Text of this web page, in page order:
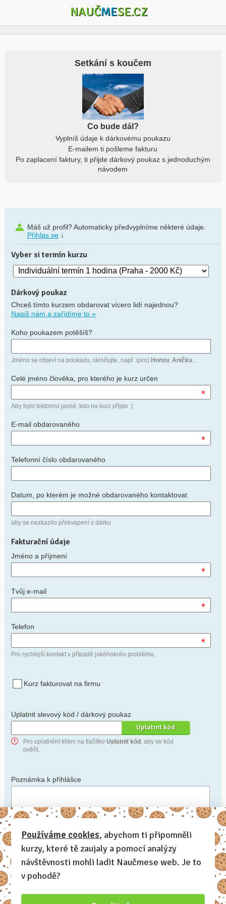
NAUČMESE.CZ
Setkání s koučem
Co bude dál?
Vyplníš údaje k dárkovému poukazu
E-mailem ti pošleme fakturu
Po zaplacení faktury, ti přijde dárkový poukaz s jednoduchým
návodem
Máš už profil? Automaticky předvyplníme některé údaje.
Přihlas se↓
Vyber si termín kurzu
Dárkový poukaz
Chceš tímto kurzem obdarovat vícero lidí najednou?
Napiš nám a zařídíme to »
Koho poukazem potěšíš?
Jméno se objeví na poukazu, skloňujte, např. (pro) Honzu, Aničku…
Celé jméno člověka, pro kterého je kurz určen
*
Aby bylo lektorovi jasné, kdo na kurz přijde :)
E-mail obdarovaného
*
Telefonní číslo obdarovaného
Datum, po kterém je možné obdarovaného kontaktovat
aby se nezkazilo překvapení z dárku
Fakturační údaje
Jméno a příjmení
*
Tvůj e-mail
*
Telefon
*
Pro rychlejší kontakt v případě jakéhokoliv problému.
Kurz fakturovat na firmu
Uplatnit slevový kód / dárkový poukaz
Pro uplatnění klikni na tlačítko Uplatnit kód , aby se kód
ověřil.
Poznámka k přihlášce
Chceš-li se na cokoli zeptat, nebo ke své přihlášce poznamenat.
Anonymní profil – odesláním přihlášky se automaticky
vytvoří tvůj profil na Naučmese. Zatrhni tuto volbu a profil
bude skrytý.
Chci dostávat Naučmese newsletter
Používáme cookies, abychom ti připomněli
kurzy, které tě zaujaly a pomocí analýzy
návštěvnosti mohli ladit Naučmese web. Je to
v pohodě?